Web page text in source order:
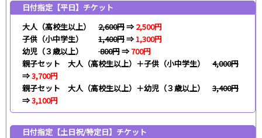
日付指定【平日】チケット
大人（高校生以上） 2,600円⇒2,500円
子供（小中学生） 1,400円⇒1,300円
幼児（３歳以上） 800円⇒700円
親子セット 大人（高校生以上）＋子供（小中学生） 4,000円
⇒3,700円
親子セット 大人（高校生以上）＋幼児（３歳以上） 3,400円
⇒3,100円
日付指定【土日祝/特定日】チケット